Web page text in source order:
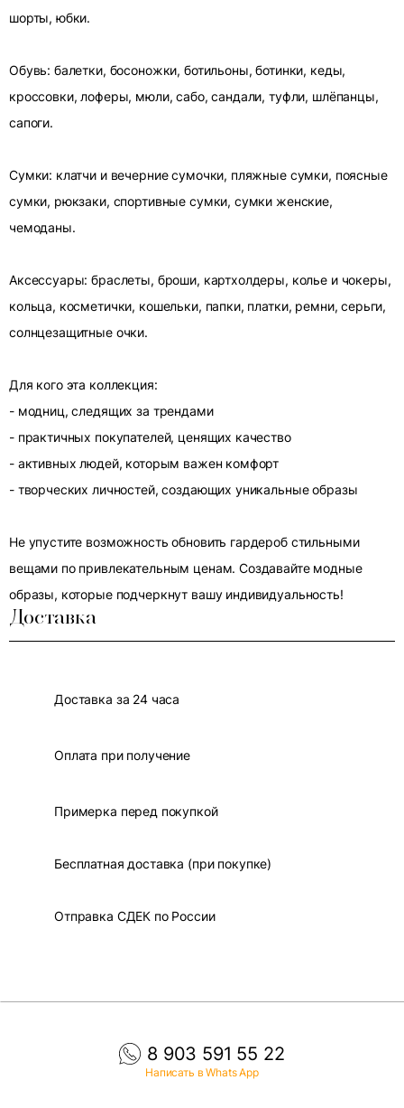
шорты, юбки.
Обувь: балетки, босоножки, ботильоны, ботинки, кеды,
кроссовки, лоферы, мюли, сабо, сандали, туфли, шлёпанцы,
сапоги.
Сумки: клатчи и вечерние сумочки, пляжные сумки, поясные
сумки, рюкзаки, спортивные сумки, сумки женские,
чемоданы.
Аксессуары: браслеты, броши, картхолдеры, колье и чокеры,
кольца, косметички, кошельки, папки, платки, ремни, серьги,
солнцезащитные очки.
Для кого эта коллекция:
- модниц, следящих за трендами
- практичных покупателей, ценящих качество
- активных людей, которым важен комфорт
- творческих личностей, создающих уникальные образы
Не упустите возможность обновить гардероб стильными
вещами по привлекательным ценам. Создавайте модные
образы, которые подчеркнут вашу индивидуальность!
Доставка
Доставка за 24 часа
Оплата при получение
Примерка перед покупкой
Бесплатная доставка (при покупке)
Отправка СДЕК по России
8 903 591 55 22
Написать в Whats App